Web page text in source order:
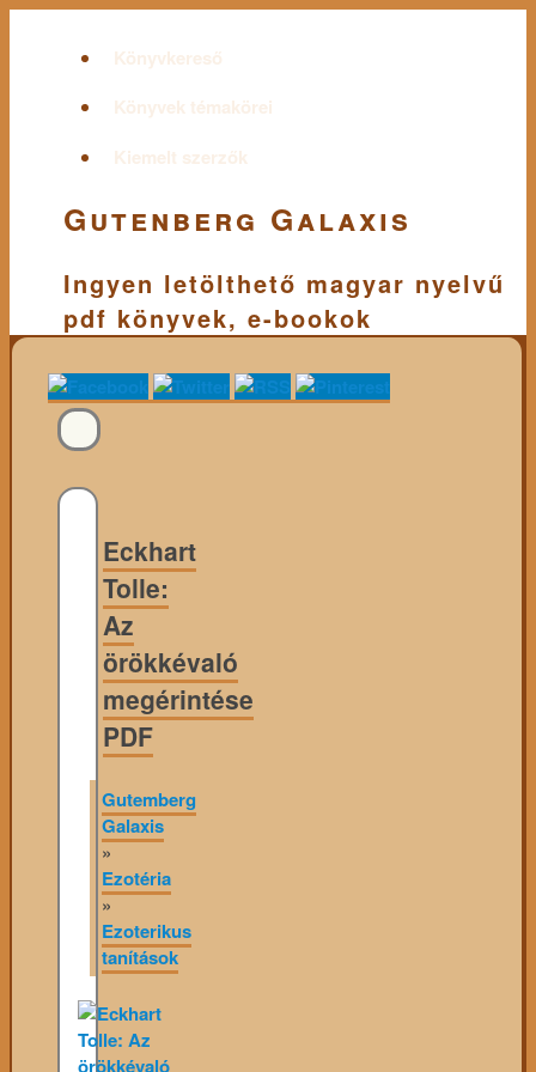
Könyvkereső
Könyvek témakörei
Kiemelt szerzők
Gutenberg Galaxis
Ingyen letölthető magyar nyelvű
pdf könyvek, e-bookok
Eckhart
Tolle:
Az
örökkévaló
megérintése
PDF
Gutemberg
Galaxis
»
Ezotéria
»
Ezoterikus
tanítások